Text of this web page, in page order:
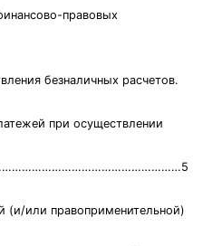
правовых
безналичных расчетов.
при осуществлении
(и/или правоприменительной)